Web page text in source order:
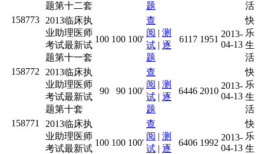
题第十二套
题
活
158773
2013临床执
业助理医师
考试最新试
题第十一套
100 100 100'
查
阅 | 测
试 | 逐
题
6117 1951
2013-
04-13
快
乐
生
活
158772
2013临床执
业助理医师
考试最新试
题第十套
90 90 100'
查
阅 | 测
试 | 逐
题
6446 2010
2013-
04-13
快
乐
生
活
158771
2013临床执
业助理医师
考试最新试
100 100 100'
查
阅 | 测
试 | 逐
6406 1992
2013-
04-13
快
乐
生